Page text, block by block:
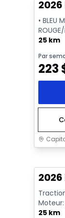
2026
• BLEU
25 km
Par
223
2026
25 km